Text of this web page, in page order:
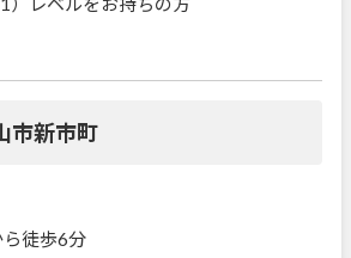
市新市町
徒歩6分